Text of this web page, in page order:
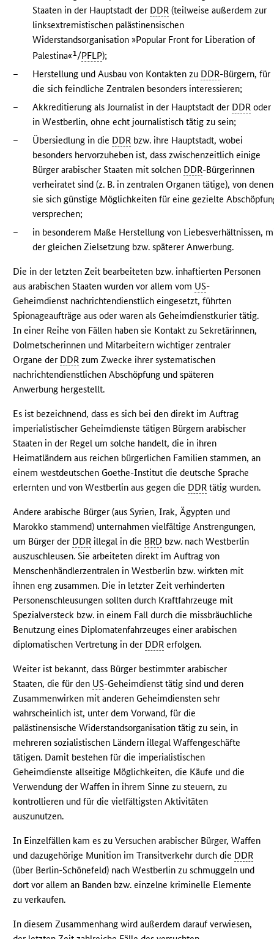
Staaten in der Hauptstadt der DDR (teilweise außerdem zur
linksextremistischen palästinensischen
Widerstandsorganisation »Popular Front for Liberation of
Palestina«1/PFLP);
–
Herstellung und Ausbau von Kontakten zu DDR-Bürgern, für
die sich feindliche Zentralen besonders interessieren;
–
Akkreditierung als Journalist in der Hauptstadt der DDR oder
in Westberlin, ohne echt journalistisch tätig zu sein;
–
Übersiedlung in die DDR bzw. ihre Hauptstadt, wobei
besonders hervorzuheben ist, dass zwischenzeitlich einige
Bürger arabischer Staaten mit solchen DDR-Bürgerinnen
verheiratet sind (z. B. in zentralen Organen tätige), von denen
sie sich günstige Möglichkeiten für eine gezielte
versprechen;
–
in besonderem Maße Herstellung von Liebesverhältnissen,
der gleichen Zielsetzung bzw. späterer Anwerbung.
Die in der letzten Zeit bearbeiteten bzw. inhaftierten Personen
aus arabischen Staaten wurden vor allem vom US-
Geheimdienst nachrichtendienstlich eingesetzt, führten
Spionageaufträge aus oder waren als Geheimdienstkurier tätig.
In einer Reihe von Fällen haben sie Kontakt zu Sekretärinnen,
Dolmetscherinnen und Mitarbeitern wichtiger zentraler
Organe der DDR zum Zwecke ihrer systematischen
nachrichtendienstlichen Abschöpfung und späteren
Anwerbung hergestellt.
Es ist bezeichnend, dass es sich bei den direkt im Auftrag
imperialistischer Geheimdienste tätigen Bürgern arabischer
Staaten in der Regel um solche handelt, die in ihren
Heimatländern aus reichen bürgerlichen Familien stammen, an
einem westdeutschen Goethe-Institut die deutsche Sprache
erlernten und von Westberlin aus gegen die DDR tätig wurden.
Andere arabische Bürger (aus Syrien, Irak, Ägypten und
Marokko stammend) unternahmen vielfältige Anstrengungen,
um Bürger der DDR illegal in die BRD bzw. nach Westberlin
auszuschleusen. Sie arbeiteten direkt im Auftrag von
Menschenhändlerzentralen in Westberlin bzw. wirkten mit
ihnen eng zusammen. Die in letzter Zeit verhinderten
Personenschleusungen sollten durch Kraftfahrzeuge mit
Spezialversteck bzw. in einem Fall durch die missbräuchliche
Benutzung eines Diplomatenfahrzeuges einer arabischen
diplomatischen Vertretung in der DDR erfolgen.
Weiter ist bekannt, dass Bürger bestimmter arabischer
Staaten, die für den US-Geheimdienst tätig sind und deren
Zusammenwirken mit anderen Geheimdiensten sehr
wahrscheinlich ist, unter dem Vorwand, für die
palästinensische Widerstandsorganisation tätig zu sein, in
mehreren sozialistischen Ländern illegal Waffengeschäfte
tätigen. Damit bestehen für die imperialistischen
Geheimdienste allseitige Möglichkeiten, die Käufe und die
Verwendung der Waffen in ihrem Sinne zu steuern, zu
kontrollieren und für die vielfältigsten Aktivitäten
auszunutzen.
In Einzelfällen kam es zu Versuchen arabischer Bürger, Waffen
und dazugehörige Munition im Transitverkehr durch die DDR
(über Berlin-Schönefeld) nach Westberlin zu schmuggeln und
dort vor allem an Banden bzw. einzelne kriminelle Elemente
zu verkaufen.
In diesem Zusammenhang wird außerdem darauf verwiesen,